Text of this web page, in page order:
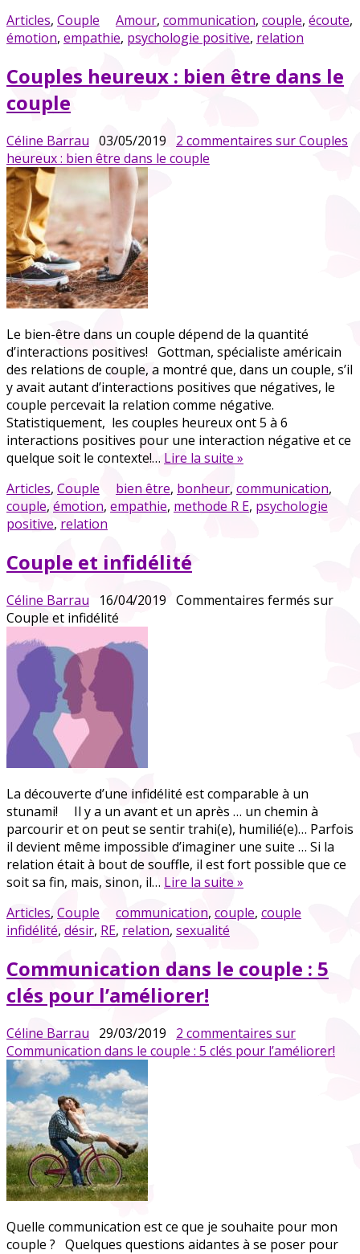
Articles, Couple Amour, communication, couple, écoute,
émotion, empathie, psychologie positive, relation
Couples heureux : bien être dans le
couple
Céline Barrau 03/05/2019 2 commentaires sur Couples
heureux : bien être dans le couple
Le bien-être dans un couple dépend de la quantité
d’interactions positives! Gottman, spécialiste américain
des relations de couple, a montré que, dans un couple, s’il
y avait autant d’interactions positives que négatives, le
couple percevait la relation comme négative.
Statistiquement, les couples heureux ont 5 à 6
interactions positives pour une interaction négative et ce
quelque soit le contexte!… Lire la suite »
Articles, Couple bien être, bonheur, communication,
couple, émotion, empathie, methode R E, psychologie
positive, relation
Couple et infidélité
Céline Barrau 16/04/2019 Commentaires fermés sur
Couple et infidélité
La découverte d’une infidélité est comparable à un
stunami! Il y a un avant et un après … un chemin à
parcourir et on peut se sentir trahi(e), humilié(e)… Parfois
il devient même impossible d’imaginer une suite … Si la
relation était à bout de souffle, il est fort possible que ce
soit sa fin, mais, sinon, il… Lire la suite »
Articles, Couple communication, couple, couple
infidélité, désir, RE, relation, sexualité
Communication dans le couple : 5
clés pour l’améliorer!
Céline Barrau 29/03/2019 2 commentaires sur
Communication dans le couple : 5 clés pour l’améliorer!
Quelle communication est ce que je souhaite pour mon
couple ? Quelques questions aidantes à se poser pour